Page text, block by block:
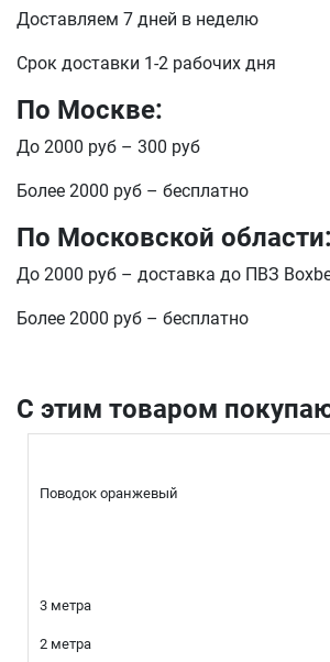
Доставляем 7 дней в неделю
Срок доставки 1-2 рабочих дня
По Москве:
До 2000 руб – 300 руб
Более 2000 руб – бесплатно
По Московской области:
До 2000 руб – доставка до ПВЗ
Более 2000 руб – бесплатно
С этим товаром
Поводок оранжевый
3 метра
2 метра